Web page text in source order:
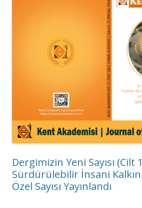
Dergimizin Yeni Sayısı (Cilt
Sürdürülebilir İnsani
Özel Sayısı Yayınlandı